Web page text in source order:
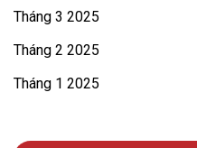
Tháng 3 2025
Tháng 2 2025
Tháng 1 2025